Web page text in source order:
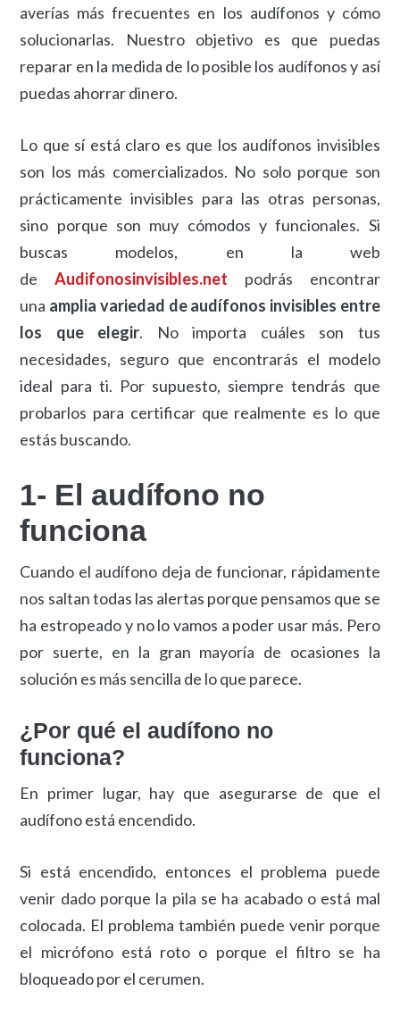
averías más frecuentes en los audífonos y cómo
solucionarlas. Nuestro objetivo es que puedas
reparar en la medida de lo posible los audífonos y así
puedas ahorrar dinero.
Lo que sí está claro es que los audífonos invisibles
son los más comercializados. No solo porque son
prácticamente invisibles para las otras personas,
sino porque son muy cómodos y funcionales. Si
buscas modelos, en la web
deAudifonosinvisibles.net podrás encontrar
una amplia variedad de audífonos invisibles entre
los que elegir. No importa cuáles son tus
necesidades, seguro que encontrarás el modelo
ideal para ti. Por supuesto, siempre tendrás que
probarlos para certificar que realmente es lo que
estás buscando.
1- El audífono no
funciona
Cuando el audífono deja de funcionar, rápidamente
nos saltan todas las alertas porque pensamos que se
ha estropeado y no lo vamos a poder usar más. Pero
por suerte, en la gran mayoría de ocasiones la
solución es más sencilla de lo que parece.
¿Por qué el audífono no
funciona?
En primer lugar, hay que asegurarse de que el
audífono está encendido.
Si está encendido, entonces el problema puede
venir dado porque la pila se ha acabado o está mal
colocada. El problema también puede venir porque
el micrófono está roto o porque el filtro se ha
bloqueado por el cerumen.